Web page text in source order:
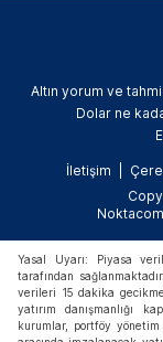
Altın yorum ve
Dolar ne
İletişim
Yasal Uyarı: Piyasa
tarafından
verileri 15 dakika
yatırım danışmanlığı
kurumlar, portföy